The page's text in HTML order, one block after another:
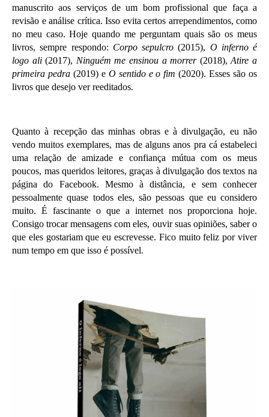
manuscrito aos serviços de um bom profissional que faça a
revisão e análise crítica. Isso evita certos arrependimentos, como
no meu caso. Hoje quando me perguntam quais são os meus
livros, sempre respondo: Corpo sepulcro (2015), O inferno é
logo ali(2017), Ninguém me ensinou a morrer(2018),Atire a
primeira pedra(2019) e O sentido e o fim (2020). Esses são os
livros que desejo ver reeditados.
Quanto à recepção das minhas obras e à divulgação, eu não
vendo muitos exemplares, mas de alguns anos pra cá estabeleci
uma relação de amizade e confiança mútua com os meus
poucos, mas queridos leitores, graças à divulgação dos textos na
página do Facebook. Mesmo à distância, e sem conhecer
pessoalmente quase todos eles, são pessoas que eu considero
muito. É fascinante o que a internet nos proporciona hoje.
Consigo trocar mensagens com eles, ouvir suas opiniões, saber o
que eles gostariam que eu escrevesse. Fico muito feliz por viver
num tempo em que isso é possível.